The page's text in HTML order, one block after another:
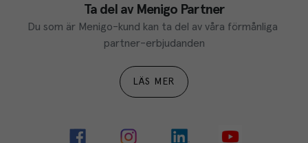
Ta del av Menigo Partner
Du som är Menigo-kund kan ta del av våra förmånliga
partner-erbjudanden
LÄS MER